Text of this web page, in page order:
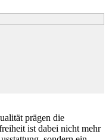
prägen die
ist dabei nicht mehr